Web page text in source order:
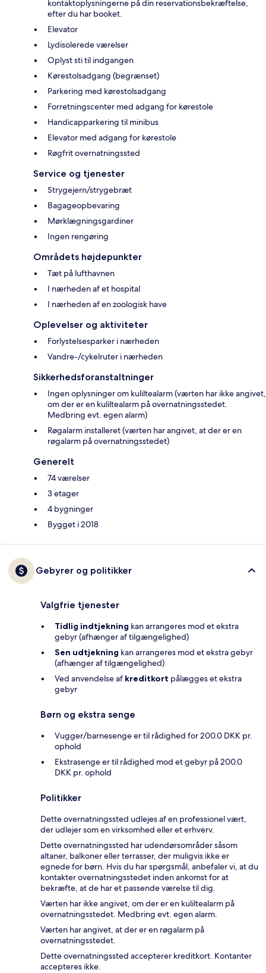
kontaktoplysningerne på din reservationsbekræftelse,
efter du har booket.
Elevator
Lydisolerede værelser
Oplyst sti til indgangen
Kørestolsadgang (begrænset)
Parkering med kørestolsadgang
Forretningscenter med adgang for kørestole
Handicapparkering til minibus
Elevator med adgang for kørestole
Røgfrit overnatningssted
Service og tjenester
Strygejern/strygebræt
Bagageopbevaring
Mørklægningsgardiner
Ingen rengøring
Områdets højdepunkter
Tæt på lufthavnen
I nærheden af et hospital
I nærheden af en zoologisk have
Oplevelser og aktiviteter
Forlystelsesparker i nærheden
Vandre-/cykelruter i nærheden
Sikkerhedsforanstaltninger
Ingen oplysninger om kuliltealarm (værten har ikke angivet,
om der er en kuliltealarm på overnatningsstedet.
Medbring evt. egen alarm)
Røgalarm installeret (værten har angivet, at der er en
røgalarm på overnatningsstedet)
Generelt
74 værelser
3 etager
4 bygninger
Bygget i 2018
Gebyrer og politikker
Valgfrie tjenester
Tidlig indtjekning kan arrangeres mod et ekstra
gebyr (afhænger af tilgængelighed)
Sen udtjekning kan arrangeres mod et ekstra gebyr
(afhænger af tilgængelighed)
Ved anvendelse af kreditkort pålægges et ekstra
gebyr
Børn og ekstra senge
Vugger/barnesenge er til rådighed for 200.0 DKK pr.
ophold
Ekstrasenge er til rådighed mod et gebyr på 200.0
DKK pr. ophold
Politikker
Dette overnatningssted udlejes af en professionel vært,
der udlejer som en virksomhed eller et erhverv.
Dette overnatningssted har udendørsområder såsom
altaner, balkoner eller terrasser, der muligvis ikke er
egnede for børn. Hvis du har spørgsmål, anbefaler vi, at du
kontakter overnatningsstedet inden ankomst for at
bekræfte, at de har et passende værelse til dig.
Værten har ikke angivet, om der er en kuliltealarm på
overnatningsstedet. Medbring evt. egen alarm.
Værten har angivet, at der er en røgalarm på
overnatningsstedet.
Dette overnatningssted accepterer kreditkort. Kontanter
accepteres ikke.